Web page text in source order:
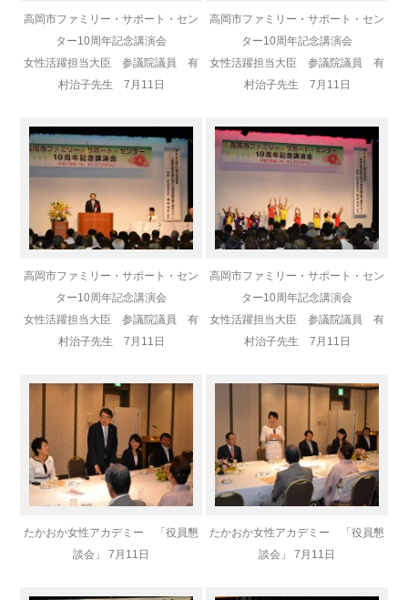
高岡市ファミリー・サポート・セン
ター10周年記念講演会
女性活躍担当大臣 参議院議員 有
村治子先生 7月11日
高岡市ファミリー・サポート・セン
ター10周年記念講演会
女性活躍担当大臣 参議院議員 有
村治子先生 7月11日
高岡市ファミリー・サポート・セン
ター10周年記念講演会
女性活躍担当大臣 参議院議員 有
村治子先生 7月11日
高岡市ファミリー・サポート・セン
ター10周年記念講演会
女性活躍担当大臣 参議院議員 有
村治子先生 7月11日
たかおか女性アカデミー 「役員懇
談会」 7月11日
たかおか女性アカデミー 「役員懇
談会」 7月11日